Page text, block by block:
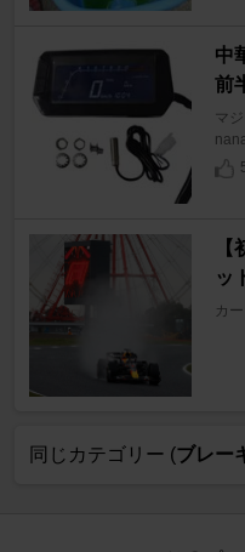
中
前
マ
ッ
カ
同じカテゴリー (ブレー